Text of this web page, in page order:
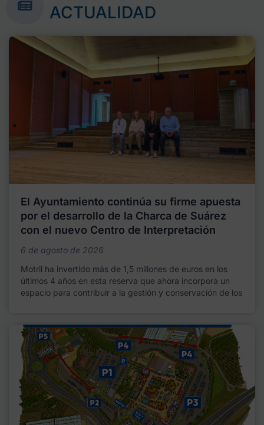
ACTUALIDAD
El Ayuntamiento continúa su firme apuesta
por el desarrollo de la Charca de Suárez
con el nuevo Centro de Interpretación
6 de agosto de 2026
Motril ha invertido más de 1,5 millones de euros en los
últimos 4 años en esta reserva que ahora incorpora un
espacio para contribuir a la gestión y conservación de los